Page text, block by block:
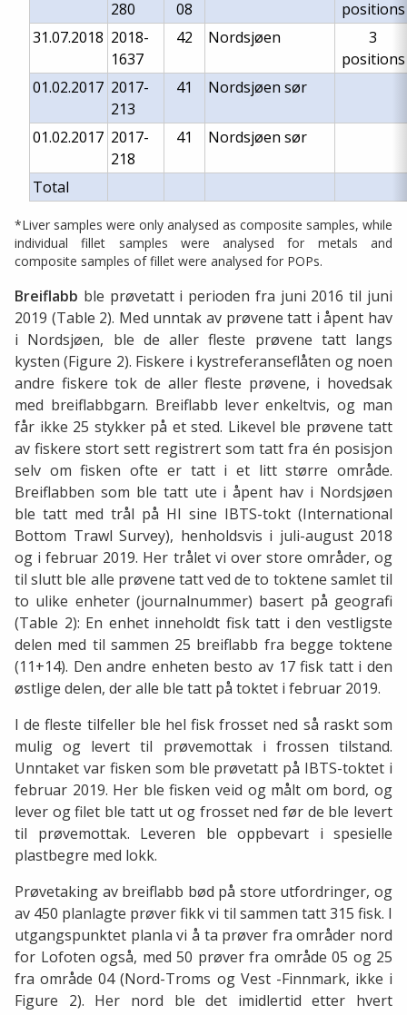
280
08
positions
31.07.2018 2018-
1637
42 Nordsjøen
3
positions
01.02.2017 2017-
213
41 Nordsjøen sør
01.02.2017 2017-
218
41 Nordsjøen sør
Total
*Liver samples were only analysed as composite samples, while
individual fillet samples were analysed for metals and
composite samples of fillet were analysed for POPs.
Breiflabb ble prøvetatt i perioden fra juni 2016 til juni
2019 (Table 2). Med unntak av prøvene tatt i åpent hav
i Nordsjøen, ble de aller fleste prøvene tatt langs
kysten (Figure 2). Fiskere i kystreferanseflåten og noen
andre fiskere tok de aller fleste prøvene, i hovedsak
med breiflabbgarn. Breiflabb lever enkeltvis, og man
får ikke 25 stykker på et sted. Likevel ble prøvene tatt
av fiskere stort sett registrert som tatt fra én posisjon
selv om fisken ofte er tatt i et litt større område.
Breiflabben som ble tatt ute i åpent hav i Nordsjøen
ble tatt med trål på HI sine IBTS-tokt (International
Bottom Trawl Survey), henholdsvis i juli-august 2018
og i februar 2019. Her trålet vi over store områder, og
til slutt ble alle prøvene tatt ved de to toktene samlet til
to ulike enheter (journalnummer) basert på geografi
(Table 2): En enhet inneholdt fisk tatt i den vestligste
delen med til sammen 25 breiflabb fra begge toktene
(11+14). Den andre enheten besto av 17 fisk tatt i den
østlige delen, der alle ble tatt på toktet i februar 2019.
I de fleste tilfeller ble hel fisk frosset ned så raskt som
mulig og levert til prøvemottak i frossen tilstand.
Unntaket var fisken som ble prøvetatt på IBTS-toktet i
februar 2019. Her ble fisken veid og målt om bord, og
lever og filet ble tatt ut og frosset ned før de ble levert
til prøvemottak. Leveren ble oppbevart i spesielle
plastbegre med lokk.
Prøvetaking av breiflabb bød på store utfordringer, og
av 450 planlagte prøver fikk vi til sammen tatt 315 fisk. I
utgangspunktet planla vi å ta prøver fra områder nord
for Lofoten også, med 50 prøver fra område 05 og 25
fra område 04 (Nord-Troms og Vest -Finnmark, ikke i
Figure 2). Her nord ble det imidlertid etter hvert